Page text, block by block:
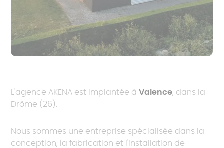
L'agence AKENA est implantée àValence, dans la
Drôme (26).
Nous sommes une entreprise spécialisée dans la
conception, la fabrication et l'installation de